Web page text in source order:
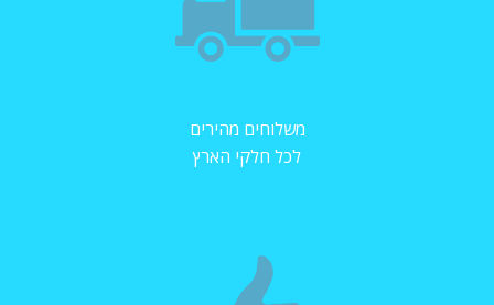
משלוחים מהירים
לכל חלקי הארץ